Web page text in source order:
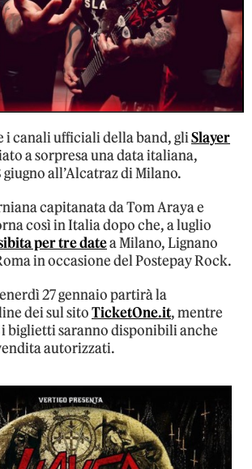
i canali ufficiali della band, gliSlayer
a sorpresa una data italiana,
giugno all’Alcatraz di Milano.
capitanata da Tom Araya e
così in Italia dopo che, a luglio
per tre datea Milano, Lignano
in occasione del Postepay Rock.
27 gennaio partirà la
dei sul sitoTicketOne.it, mentre
biglietti saranno disponibili anche
autorizzati.